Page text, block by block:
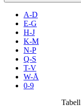
Inspirasjon
Søk
A-D
E-G
H-J
K-M
N-P
Q-S
T-V
W-Å
0-9